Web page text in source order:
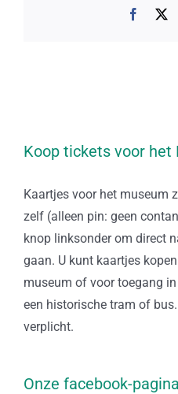
Koop tickets voor het
Kaartjes voor het museum
zelf (alleen pin: geen
knop linksonder om direct
gaan. U kunt kaartjes
museum of voor toegang
een historische tram of
verplicht.
Onze facebook-pagina